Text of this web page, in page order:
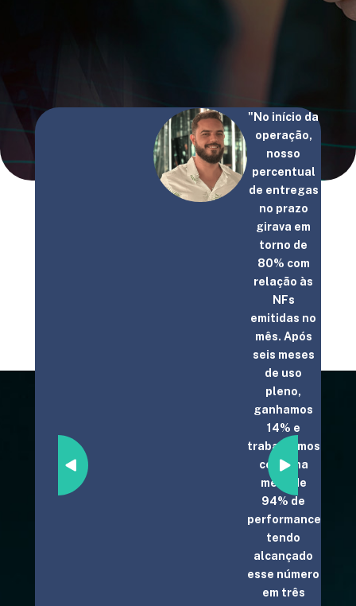
de
"No início da
operação,
nosso
percentual
de entregas
no prazo
girava em
torno de
80% com
relação às
NFs
emitidas no
mês. Após
seis meses
de uso
pleno,
ganhamos
14% e
trabalhamos
com uma
meta de
94% de
performance,
tendo
alcançado
esse número
em três